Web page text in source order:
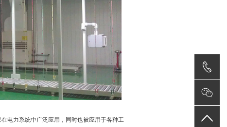
力系统中广泛应用，同时也被应用于各种工